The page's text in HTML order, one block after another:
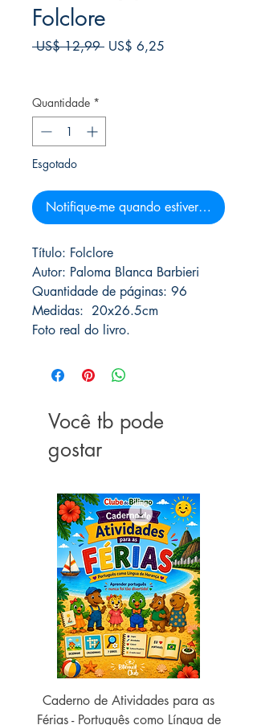
Folclore
US$ 12,99 Preço
US$ 6,25
Quantidade *
Esgotado
Notifique-me quando estiver disponível
Título: Folclore
Autor: Paloma Blanca Barbieri
Quantidade de páginas: 96
Medidas: 20x26.5cm
Foto real do livro.
Você tb pode
gostar
Caderno de Atividades para as
Férias - Português como Língua de